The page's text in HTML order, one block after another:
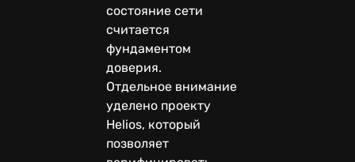
состояние сети
считается
фундаментом
доверия.
Отдельное внимание
уделено проекту
Helios, который
позволяет